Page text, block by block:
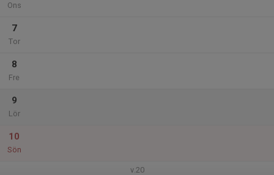
Ons
7
Tor
8
Fre
9
Lör
10
Sön
v.20